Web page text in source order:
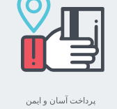
پرداخت آسان و ایمن